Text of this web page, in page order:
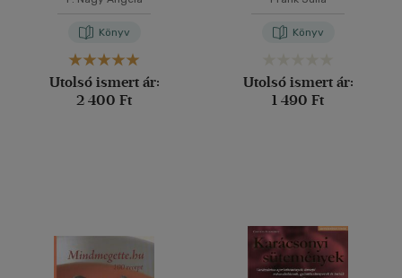
Könyv
Utolsó ismert ár:
2 400 Ft
Könyv
Utolsó ismert ár:
1 490 Ft